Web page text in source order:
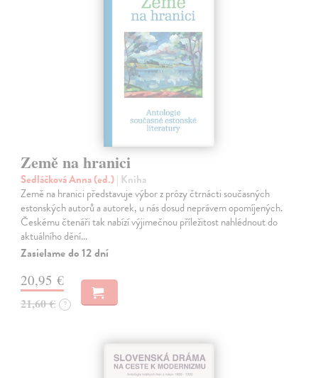
Země na hranici
Sedláčková Anna (ed.)| Kniha
Země na hranici představuje výbor z prózy čtrnácti současných
estonských autorů a autorek, u nás dosud neprávem opomíjených.
Českému čtenáři tak nabízí výjimečnou příležitost nahlédnout do
aktuálního dění…
Zasielame do 12 dní
20,95 €
21,60 € ?